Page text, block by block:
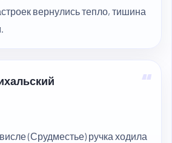
вернулись тепло, тишина
“
(Срудместье) ручка ходила